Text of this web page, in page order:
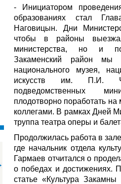
- Инициатором
образованиях стал
Наговицын. Дни
чтобы в районы
министерства, но и
Закаменский район мы
национального музея,
искусств им. П.И.
подведомственных
плодотворно поработать
коллегами. В рамках Дней
труппа театра оперы и
Продолжилась работа в
где начальник отдела
Гармаев отчитался о
о победах и достижениях.
статье «Культура